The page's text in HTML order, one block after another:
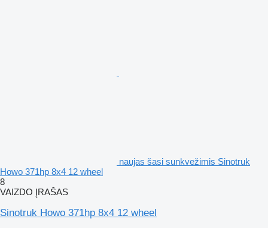
naujas šasi sunkvežimis Sinotruk
Howo 371hp 8x4 12 wheel
8
VAIZDO ĮRAŠAS
Sinotruk Howo 371hp 8x4 12 wheel